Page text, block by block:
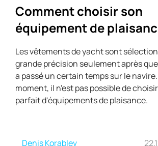
Comment choisir son
équipement de
Les vêtements de yacht sont
grande précision seulement après
a passé un certain temps sur le
moment, il n'est pas possible de
parfait d'équipements de plaisance.
Denis Korablev